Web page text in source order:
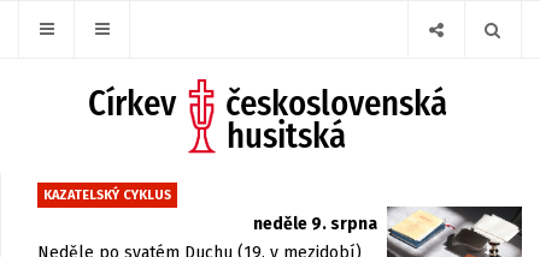
KAZATELSKÝ CYKLUS
neděle 9. srpna
Neděle po svatém Duchu (19. v mezidobí)